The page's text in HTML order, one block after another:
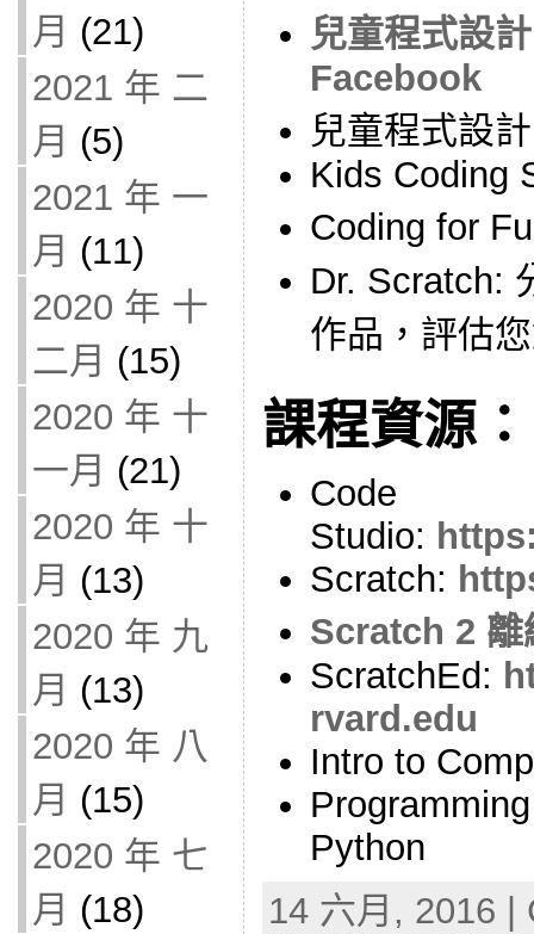
月 (21)
2021 年 二
月 (5)
2021 年 一
月 (11)
2020 年 十
二月 (15)
2020 年 十
一月 (21)
2020 年 十
月 (13)
2020 年 九
月 (13)
2020 年 八
月 (15)
2020 年 七
月 (18)
兒童程式設
Facebook
兒童程式設
Kids Coding
Coding for
Dr. Scratch:
作品，評估
課程資源：
Code
Studio:
Scratch:
Scratch 2 離
ScratchEd:
rvard.edu
Intro to
Python
14 六月, 2016